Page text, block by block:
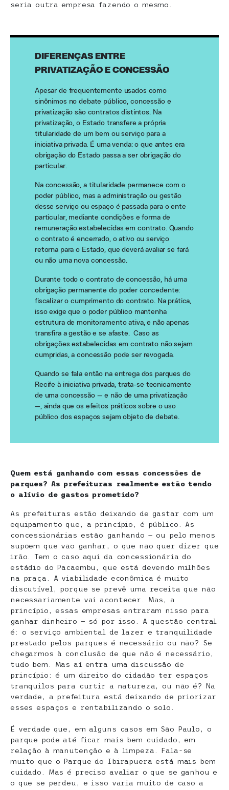
seria outra empresa fazendo o mesmo.
DIFERENÇAS ENTRE
PRIVATIZAÇÃO E CONCESSÃO
Apesar de frequentemente usados como
sinônimos no debate público, concessão e
privatização são contratos distintos. Na
privatização, o Estado transfere a própria
titularidade de um bem ou serviço para a
iniciativa privada. É uma venda: o que antes era
obrigação do Estado passa a ser obrigação do
particular.
Na concessão, a titularidade permanece com o
poder público, mas a administração ou gestão
desse serviço ou espaço é passada para o ente
particular, mediante condições e forma de
remuneração estabelecidas em contrato. Quando
o contrato é encerrado, o ativo ou serviço
retorna para o Estado, que deverá avaliar se fará
ou não uma nova concessão.
Durante todo o contrato de concessão, há uma
obrigação permanente do poder concedente:
fiscalizar o cumprimento do contrato. Na prática,
isso exige que o poder público mantenha
estrutura de monitoramento ativa, e não apenas
transfira a gestão e se afaste. Caso as
obrigações estabelecidas em contrato não sejam
cumpridas, a concessão pode ser revogada.
Quando se fala então na entrega dos parques do
Recife à iniciativa privada, trata-se tecnicamente
de uma concessão — e não de uma privatização
—, ainda que os efeitos práticos sobre o uso
público dos espaços sejam objeto de debate.
Quem está ganhando com essas concessões de
parques? As prefeituras realmente estão tendo
o alívio de gastos prometido?
As prefeituras estão deixando de gastar com um
equipamento que, a princípio, é público. As
concessionárias estão ganhando — ou pelo menos
supõem que vão ganhar, o que não quer dizer que
irão. Tem o caso aqui da concessionária do
estádio do Pacaembu, que está devendo milhões
na praça. A viabilidade econômica é muito
discutível, porque se prevê uma receita que não
necessariamente vai acontecer. Mas, a
princípio, essas empresas entraram nisso para
ganhar dinheiro — só por isso. A questão central
é: o serviço ambiental de lazer e tranquilidade
prestado pelos parques é necessário ou não? Se
chegarmos à conclusão de que não é necessário,
tudo bem. Mas aí entra uma discussão de
princípio: é um direito do cidadão ter espaços
tranquilos para curtir a natureza, ou não é? Na
verdade, a prefeitura está deixando de priorizar
esses espaços e rentabilizando o solo.
É verdade que, em alguns casos em São Paulo, o
parque pode até ficar mais bem cuidado, em
relação à manutenção e à limpeza. Fala-se
muito que o Parque do Ibirapuera está mais bem
cuidado. Mas é preciso avaliar o que se ganhou e
o que se perdeu, e isso varia muito de caso a